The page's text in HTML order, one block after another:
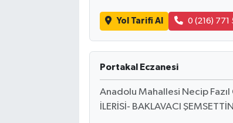
Yol Tarifi Al 0 (216) 771
Portakal Eczanesi
Anadolu Mahallesi Necip Fazıl
İLERİSİ- BAKLAVACI